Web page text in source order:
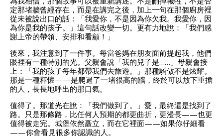
定那堵牆曾經存在，而是在講完之後，加上一句在那個廚房裡
從未被說出口的話：「我愛你，不是因為你欠我。我愛你，因
為你是我的孩子。」這句話改變一切。更有力地說：「我們感
謝上帝的帶領、安排和看顧！」
後來，我注意到了一件事。每當爸媽在朋友面前提起我，他們
眼裡有一種特別的光。父親會說「我的兒子是……」母親會接
上：「我的孩子每年都帶我們去旅遊。」那種驕傲不是炫耀。
那是一種釋懷——是爬過了一堵很高的牆，終於可以放下重擔
的人，長長地呼出的那口氣。
值得了。那道光在說：「我們做到了。」愛，最終還是找到了
路。只是那條路，比任何人預期的都更曲折，更漫長——也更
值得被走完。城堡依然矗立，而在它裡面——如果你仔細看
——你會看見很多你認識的人。